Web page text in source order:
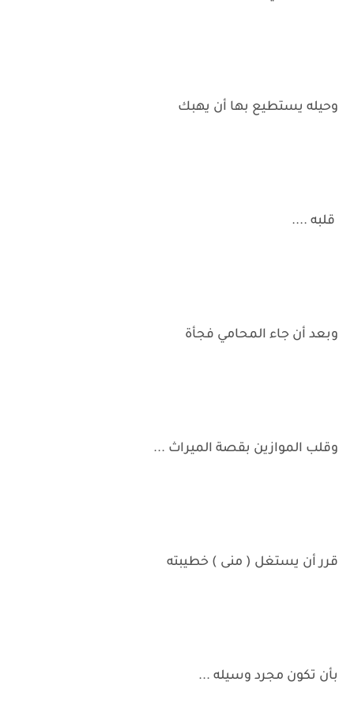
وحيله يستطيع بها أن يهبك
قلبه ....
وبعد أن جاء المحامي فجأة
وقلب الموازين بقصة الميراث ...
قرر أن يستغل ( منى ) خطيبته
بأن تكون مجرد وسيله ...